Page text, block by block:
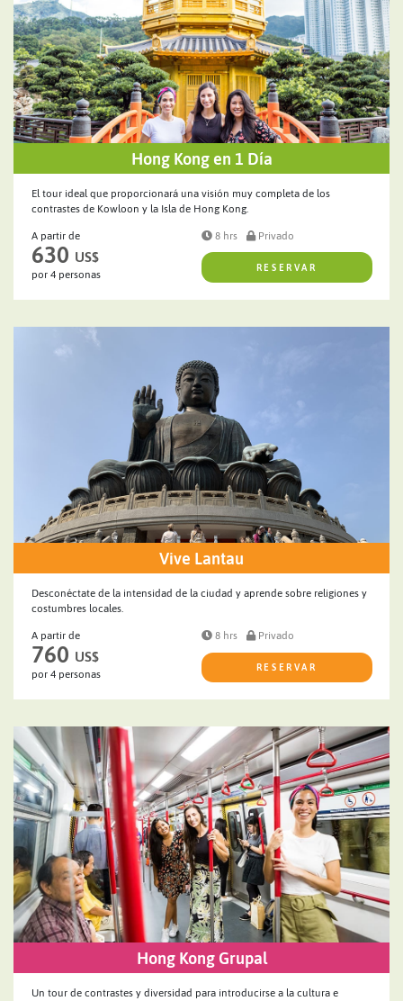
Hong Kong en 1 Día
El tour ideal que proporcionará una visión muy completa de los
contrastes de Kowloon y la Isla de Hong Kong.
A partir de
630 US$
por 4 personas
8 hrs Privado
RESERVAR
Vive Lantau
Desconéctate de la intensidad de la ciudad y aprende sobre religiones y
costumbres locales.
A partir de
760 US$
por 4 personas
8 hrs Privado
RESERVAR
Hong Kong Grupal
Un tour de contrastes y diversidad para introducirse a la cultura e